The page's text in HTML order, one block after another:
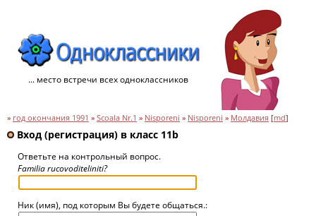
... место встречи всех одноклассников
» год окончания 1991 » Scoala Nr.1 » Nisporeni » Nisporeni » Молдавия [md]
Вход (регистрация) в класс 11b
Ответьте на контрольный вопрос.
Familia rucovoditeliniti?
Ник (имя), под которым Вы будете общаться.: